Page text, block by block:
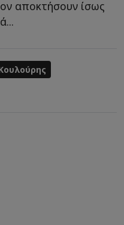
αποκτήσουν ίσως